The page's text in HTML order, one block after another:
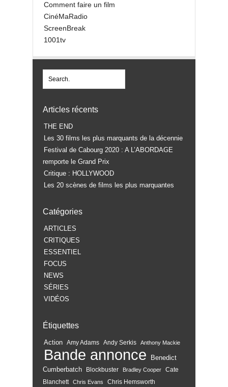
Comment faire un film
CinéMaRadio
ScreenBreak
1001tv
Articles récents
THE END
Les 30 films les plus marquants de la décennie
Festival de Cabourg 2020 : A L’ABORDAGE
remporte le Grand Prix
Critique : HOLLYWOOD
Les 20 scènes de films les plus marquantes
Catégories
ARTICLES
CRITIQUES
ESSENTIEL
FOCUS
NEWS
SÉRIES
VIDÉOS
Étiquettes
Action Amy Adams Andy Serkis Anthony Mackie
Bande annonce
Benedict
Cumberbatch
Blockbuster Bradley Cooper
Cate
Blanchett
Chris Evans Chris Hemsworth